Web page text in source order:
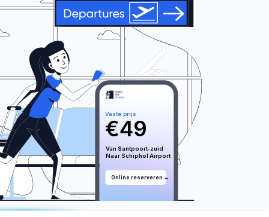
Online reserveren →
49
€
Vaste prijs
Van Santpoort-zuid
Naar Schiphol Airport